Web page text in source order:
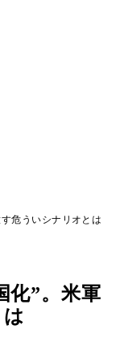
危ういシナリオとは
化”。米軍